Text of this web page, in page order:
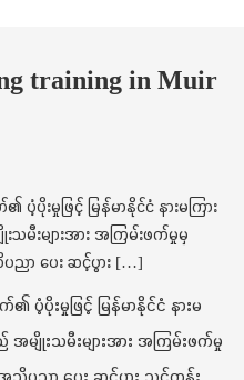
n
a
t
i
training in Muir
ပိုးမှုဖြင့် မြန်မာနိုင်ငံ နားမကြား
မီးများအား အကြမ်းဖက်မှုမှ
ညာ ပေး ဆင့်ပွား […]
ပံ့ပိုးမှုဖြင့် မြန်မာနိုင်ငံ နားမ
မျိုးသမီးများအား အကြမ်းဖက်မှု
သိပညာ ပေး ဆင့်ပွား သင်တန်း